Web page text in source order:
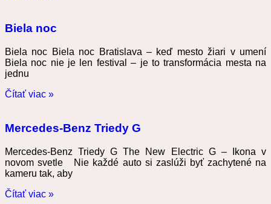
Biela noc
Biela noc Biela noc Bratislava – keď mesto žiari v umení
Biela noc nie je len festival – je to transformácia mesta na
jednu
Čítať viac »
Mercedes-Benz Triedy G
Mercedes-Benz Triedy G The New Electric G – Ikona v
novom svetle Nie každé auto si zaslúži byť zachytené na
kameru tak, aby
Čítať viac »